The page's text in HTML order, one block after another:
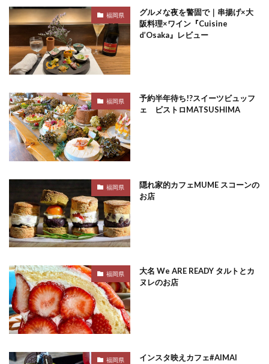
福岡県
グルメな夜を警固で｜串揚げ×大
阪料理×ワイン『Cuisine
d’Osaka』レビュー
福岡県
予約半年待ち!?スイーツビュッフ
ェ ビストロMATSUSHIMA
福岡県
隠れ家的カフェMUME スコーンの
お店
福岡県
大名 We ARE READY タルトとカ
ヌレのお店
福岡県 インスタ映えカフェ#AIMAI